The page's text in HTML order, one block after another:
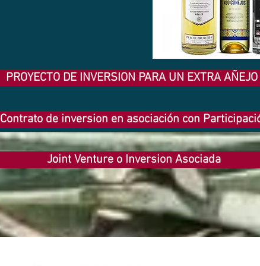
Contrato de inversion en asociación con
Joint Venture o Inversion Asociada
PROYECTO DE INVERSION PARA UN EXTRA AÑEJO